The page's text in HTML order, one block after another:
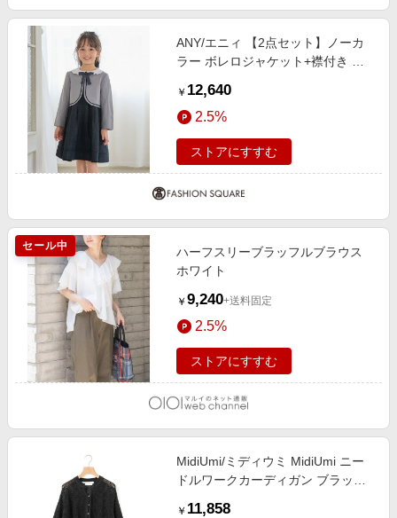
ANY/エニィ 【2点セット】ノーカ
ラー ボレロジャケット+襟付き ワ
￥ 12,640
2.5%
ストアにすすむ
セール中
ハーフスリーブラッフルブラウス
ホワイト
￥ 9,240+送料固定
2.5%
ストアにすすむ
MidiUmi/ミディウミ MidiUmi ニー
ドルワークカーディガン ブラック
￥ 11,858